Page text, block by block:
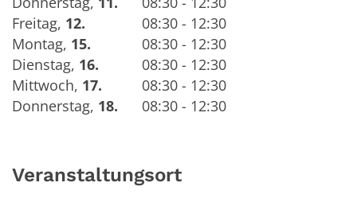
Freitag, 12.
08:30 - 12:30
Montag, 15.
08:30 - 12:30
Dienstag, 16.
08:30 - 12:30
Mittwoch, 17.
08:30 - 12:30
Donnerstag, 18. 08:30 - 12:30
Veranstaltungsort